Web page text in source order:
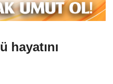
hayatını